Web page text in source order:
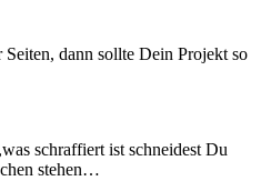
dann sollte Dein Projekt so
schraffiert ist schneidest Du
stehen…